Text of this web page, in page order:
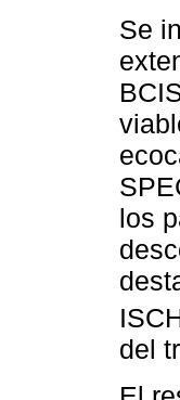
Se
los
del